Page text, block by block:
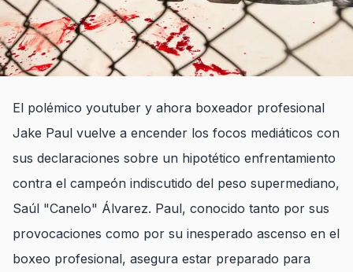
El polémico youtuber y ahora boxeador profesional
Jake Paul vuelve a encender los focos mediáticos con
sus declaraciones sobre un hipotético enfrentamiento
contra el campeón indiscutido del peso supermediano,
Saúl "Canelo" Álvarez. Paul, conocido tanto por sus
provocaciones como por su inesperado ascenso en el
boxeo profesional, asegura estar preparado para